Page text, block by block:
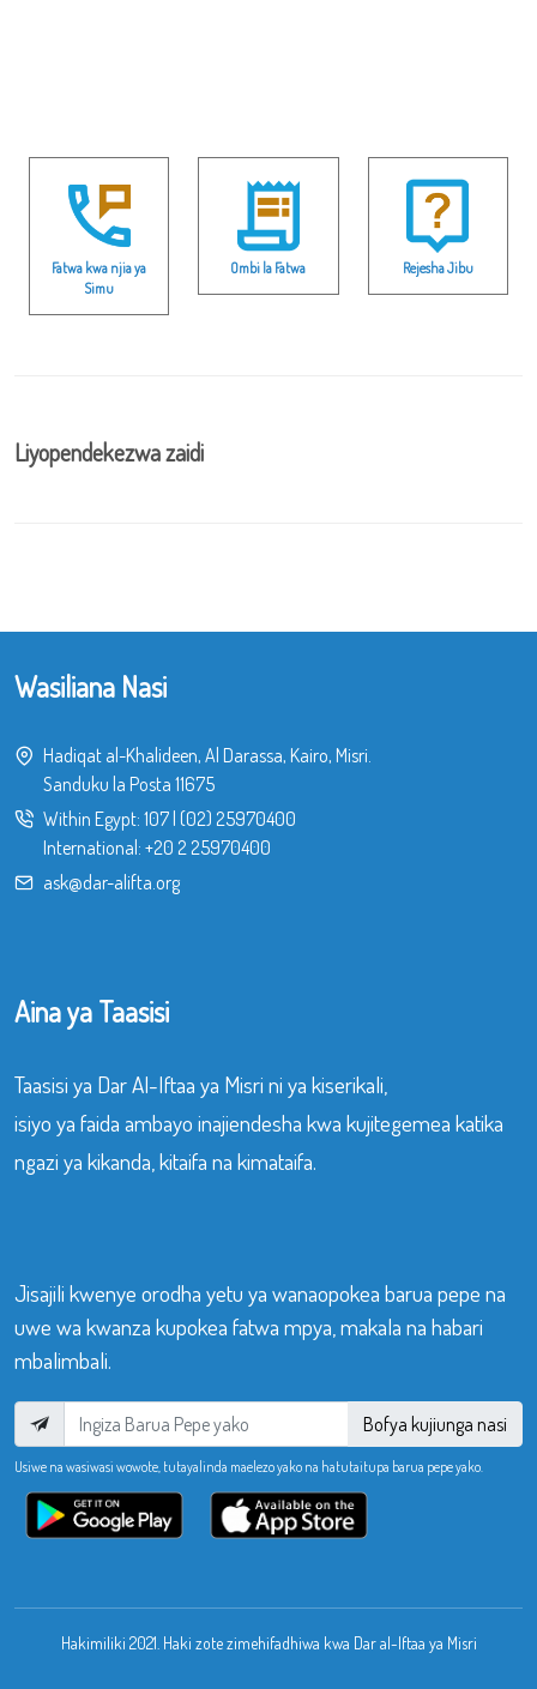
Fatwa kwa njia ya
Simu
Ombi la Fatwa Rejesha Jibu
Liyopendekezwa zaidi
Wasiliana Nasi
Hadiqat al-Khalideen, Al Darassa, Kairo, Misri.
Sanduku la Posta 11675
Within Egypt: 107| (02) 25970400
International: +20 2 25970400
ask@dar-alifta.org
Aina ya Taasisi
Taasisi ya Dar Al-Iftaa ya Misri ni ya kiserikali,
isiyo ya faida ambayo inajiendesha kwa kujitegemea katika
ngazi ya kikanda, kitaifa na kimataifa.
Jisajili kwenye orodha yetu ya wanaopokea barua pepe na
uwe wa kwanza kupokea fatwa mpya, makala na habari
mbalimbali.
Bofya kujiunga nasi
Usiwe na wasiwasi wowote, tutayalinda maelezo yako na hatutaitupa barua pepe yako.
Hakimiliki 2021. Haki zote zimehifadhiwa kwa Dar al-Iftaa ya Misri